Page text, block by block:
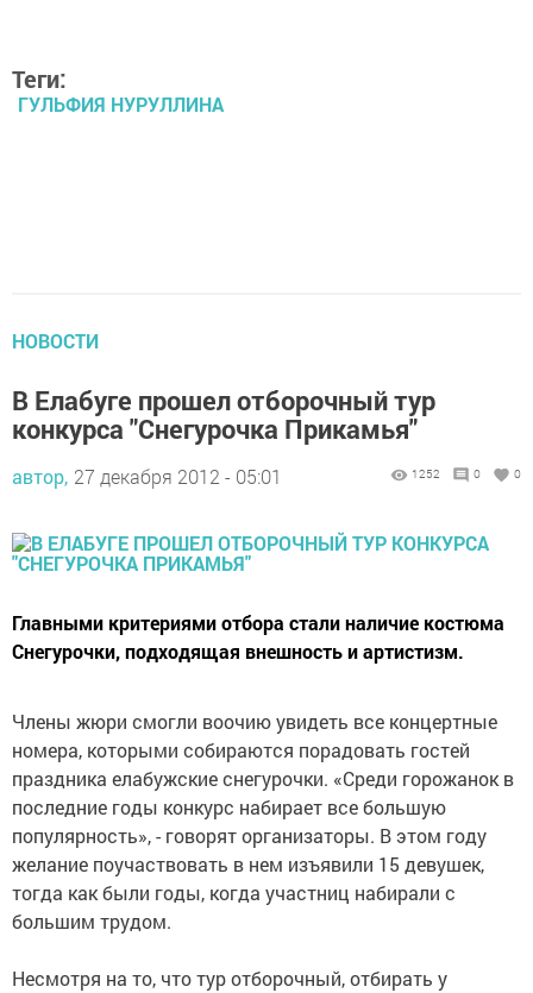
Теги:
ГУЛЬФИЯ НУРУЛЛИНА
НОВОСТИ
В Елабуге прошел отборочный тур
конкурса "Снегурочка Прикамья"
автор, 27 декабря 2012 - 05:01 1252 0 0
Главными критериями отбора стали наличие костюма
Снегурочки, подходящая внешность и артистизм.
Члены жюри смогли воочию увидеть все концертные
номера, которыми собираются порадовать гостей
праздника елабужские снегурочки. «Среди горожанок в
последние годы конкурс набирает все большую
популярность», - говорят организаторы. В этом году
желание поучаствовать в нем изъявили 15 девушек,
тогда как были годы, когда участниц набирали с
большим трудом.
Несмотря на то, что тур отборочный, отбирать у